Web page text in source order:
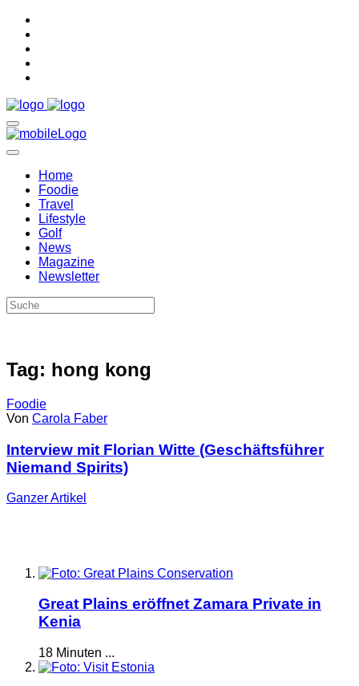
Home
Foodie
Travel
Lifestyle
Golf
News
Magazine
Newsletter
Tag: hong kong
Foodie
Von Carola Faber
Interview mit Florian Witte (Geschäftsführer
Niemand Spirits)
GanzerArtikel
Great Plains eröffnet Zamara Private in
Kenia
18 Minuten ...